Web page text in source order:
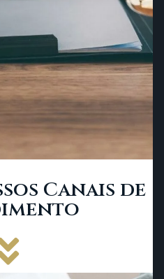
Canais de